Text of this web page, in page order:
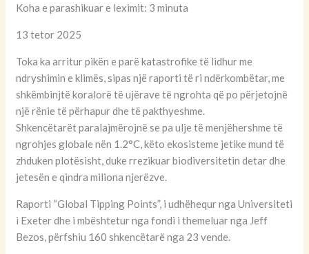
Koha e parashikuar e leximit: 3 minuta
13 tetor 2025
Toka ka arritur pikën e parë katastrofike të lidhur me
ndryshimin e klimës, sipas një raporti të ri ndërkombëtar, me
shkëmbinjtë koralorë të ujërave të ngrohta që po përjetojnë
një rënie të përhapur dhe të pakthyeshme.
Shkencëtarët paralajmërojnë se pa ulje të menjëhershme të
ngrohjes globale nën 1.2°C, këto ekosisteme jetike mund të
zhduken plotësisht, duke rrezikuar biodiversitetin detar dhe
jetesën e qindra miliona njerëzve.
Raporti “Global Tipping Points”, i udhëhequr nga Universiteti
i Exeter dhe i mbështetur nga fondi i themeluar nga Jeff
Bezos, përfshiu 160 shkencëtarë nga 23 vende.